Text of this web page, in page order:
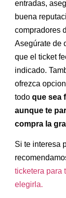
entradas,
buena
compradores
Asegúrate de
que el ticket
indicado.
ofrezca
todo que sea
aunque te
compra la
Si te interesa
ticketera para
elegirla.